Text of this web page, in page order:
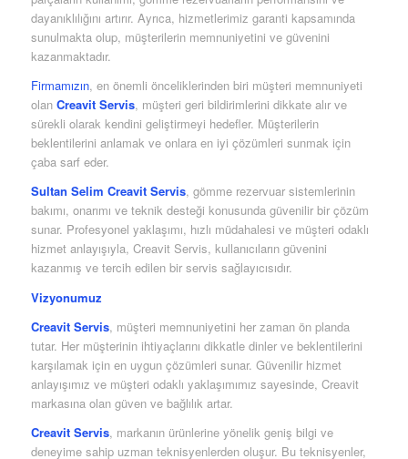
dayanıklılığını artırır. Ayrıca, hizmetlerimiz garanti kapsamında
sunulmakta olup, müşterilerin memnuniyetini ve güvenini
kazanmaktadır.
Firmamızın, en önemli önceliklerinden biri müşteri memnuniyeti
olan Creavit Servis, müşteri geri bildirimlerini dikkate alır ve
sürekli olarak kendini geliştirmeyi hedefler. Müşterilerin
beklentilerini anlamak ve onlara en iyi çözümleri sunmak için
çaba sarf eder.
Sultan Selim Creavit Servis, gömme rezervuar sistemlerinin
bakımı, onarımı ve teknik desteği konusunda güvenilir bir çözüm
sunar. Profesyonel yaklaşımı, hızlı müdahalesi ve müşteri odaklı
hizmet anlayışıyla, Creavit Servis, kullanıcıların güvenini
kazanmış ve tercih edilen bir servis sağlayıcısıdır.
Vizyonumuz
Creavit Servis, müşteri memnuniyetini her zaman ön planda
tutar. Her müşterinin ihtiyaçlarını dikkatle dinler ve beklentilerini
karşılamak için en uygun çözümleri sunar. Güvenilir hizmet
anlayışımız ve müşteri odaklı yaklaşımımız sayesinde, Creavit
markasına olan güven ve bağlılık artar.
Creavit Servis, markanın ürünlerine yönelik geniş bilgi ve
deneyime sahip uzman teknisyenlerden oluşur. Bu teknisyenler,